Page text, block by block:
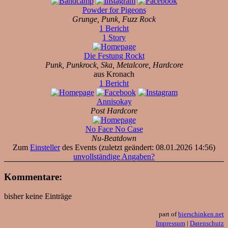
Powder for Pigeons
Grunge, Punk, Fuzz Rock
1 Bericht
1 Story
Die Festung Rockt
Punk, Punkrock, Ska, Metalcore, Hardcore
aus Kronach
1 Bericht
Annisokay
Post Hardcore
No Face No Case
Nu-Beatdown
Zum Einstellerdes Events (zuletzt geändert: 08.01.2026 14:56)
unvollständige Angaben?
Kommentare:
bisher keine Einträge
part ofbierschinken.net
Impressum | Datenschutz